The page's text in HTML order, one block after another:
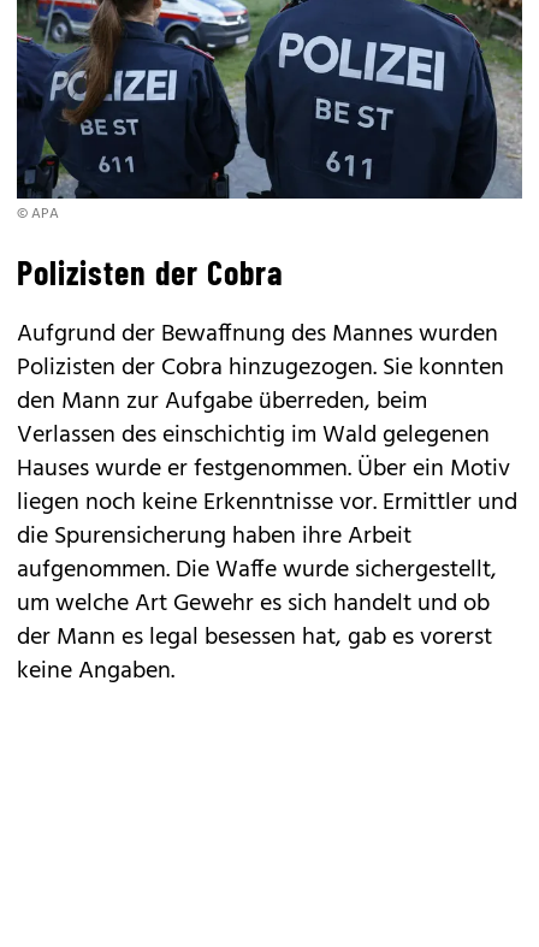
© APA
Polizisten der Cobra
Aufgrund der Bewaffnung des Mannes wurden
Polizisten der Cobra hinzugezogen. Sie konnten
den Mann zur Aufgabe überreden, beim
Verlassen des einschichtig im Wald gelegenen
Hauses wurde er festgenommen. Über ein Motiv
liegen noch keine Erkenntnisse vor. Ermittler und
die Spurensicherung haben ihre Arbeit
aufgenommen. Die Waffe wurde sichergestellt,
um welche Art Gewehr es sich handelt und ob
der Mann es legal besessen hat, gab es vorerst
keine Angaben.